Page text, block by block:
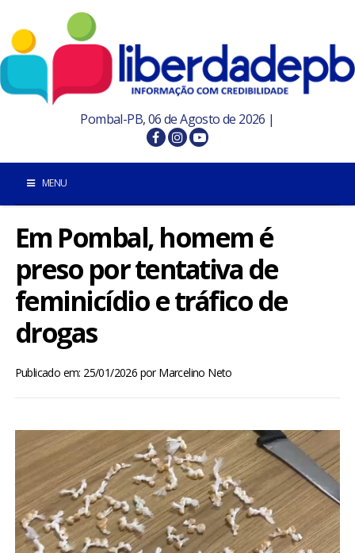
Pombal-PB, 06 de Agosto de 2026 |
MENU
INÍCIO
POMBAL E REGIÃO
ESPORTES
ENTRETENIMENTO
ENQUETE
Em Pombal, homem é
preso por tentativa de
feminicídio e tráfico de
drogas
Publicado em: 25/01/2026 porMarcelino Neto